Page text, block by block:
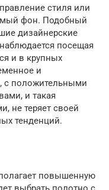
стиля или
фон. Подобный
дизайнерские
посещая
и в крупных
и
с положительными
и такая
не теряет своей
тенденций.
повышенную